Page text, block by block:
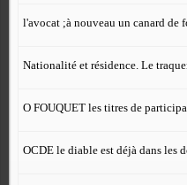
l'avocat ;à nouveau un canard de
Nationalité et résidence. Le
O FOUQUET les titres de
OCDE le diable est déjà dans les